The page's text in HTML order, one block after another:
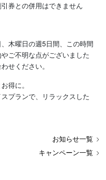
券との併用はできません
木曜日の週5日間、この時間
ご不明な点がございました
せください。
得に。
プランで、リラックスした
お知らせ一覧
キャンペーン一覧